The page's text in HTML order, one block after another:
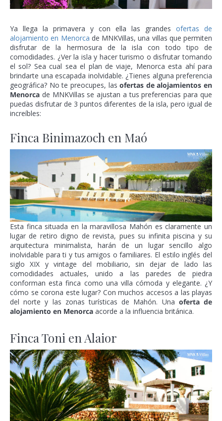
Ya llega la primavera y con ella las grandes ofertas de
alojamiento en Menorca de MNKVillas, una villas que permiten
disfrutar de la hermosura de la isla con todo tipo de
comodidades. ¿Ver la isla y hacer turismo o disfrutar tomando
el sol? Sea cual sea el plan de viaje, Menorca esta ahí para
brindarte una escapada inolvidable. ¿Tienes alguna preferencia
geográfica? No te preocupes, lasofertas de alojamientos en
Menorca de MNKVillas se ajustan a tus preferencias para que
puedas disfrutar de 3 puntos diferentes de la isla, pero igual de
increíbles:
Finca Binimazoch en Maó
Esta finca situada en la maravillosa Mahón es claramente un
lugar de retiro digno de revista, pues su infinita piscina y su
arquitectura minimalista, harán de un lugar sencillo algo
inolvidable para ti y tus amigos o familiares. El estilo inglés del
siglo XIX y vintage del mobiliario, sin dejar de lado las
comodidades actuales, unido a las paredes de piedra
conforman esta finca como una villa cómoda y elegante. ¿Y
cómo se corona este lugar? Con muchos accesos a las playas
del norte y las zonas turísticas de Mahón. Una oferta de
alojamiento en Menorca acorde a la influencia británica.
Finca Toni en Alaior